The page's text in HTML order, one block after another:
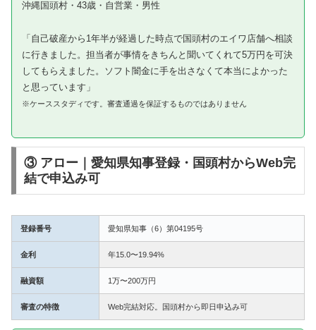
沖縄国頭村・43歳・自営業・男性
「自己破産から1年半が経過した時点で国頭村のエイワ店舗へ相談
に行きました。担当者が事情をきちんと聞いてくれて5万円を可決
してもらえました。ソフト闇金に手を出さなくて本当によかった
と思っています」
※ケーススタディです。審査通過を保証するものではありません
③ アロー｜愛知県知事登録・国頭村からWeb完
結で申込み可
登録番号 愛知県知事（6）第04195号
金利 年15.0〜19.94%
融資額 1万〜200万円
審査の特徴 Web完結対応。国頭村から即日申込み可